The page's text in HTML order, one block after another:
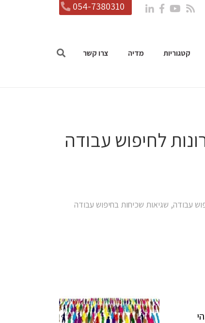
054-7380310
קטגוריות מדיה צרו קשר
בגלקסיה: 7 עקרונות לחיפוש עבודה
עבודה, שגיאות שכיחות בחיפוש עבודה